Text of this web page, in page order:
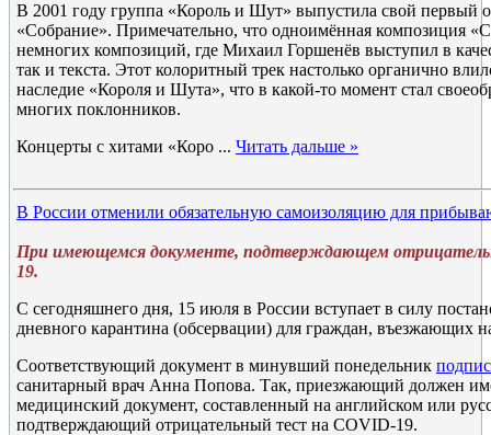
В 2001 году группа «Король и Шут» выпустила свой первый
«Собрание». Примечательно, что одноимённая композиция
немногих композиций, где Михаил Горшенёв выступил в
так и текста. Этот колоритный трек настолько органично
наследие «Короля и Шута», что в какой-то момент стал
многих поклонников.
Концерты с хитами «Коро ... Читать дальше »
В России отменили обязательную самоизоляцию для
При имеющемся документе, подтверждающем
19.
С сегодняшнего дня, 15 июля в России вступает в силу
дневного карантина (обсервации) для граждан, въезжающих
Соответствующий документ в минувший понедельник
санитарный врач Анна Попова. Так, приезжающий должен
медицинский документ, составленный на английском или
подтверждающий отрицательный тест на COVID-19.